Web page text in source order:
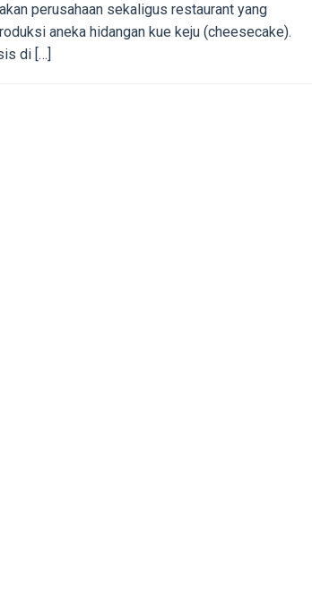
perusahaan sekaligus restaurant yang
aneka hidangan kue keju (cheesecake).
di […]